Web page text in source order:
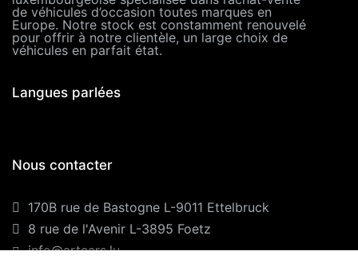
de véhicules d’occasion toutes marques en
Europe. Notre stock est constamment renouvelé
pour offrir à notre clientèle, un large choix de
véhicules en parfait état.
Langues parlées
Nous contacter
170B rue de Bastogne L-9011 Ettelbruck
8 rue de l'Avenir L-3895 Foetz
info@artcars.lu